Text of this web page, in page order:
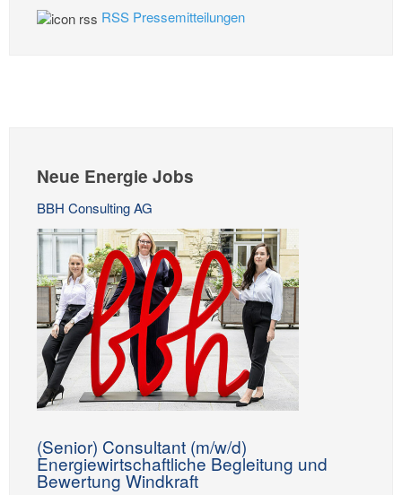
RSS Pressemitteilungen
Neue Energie Jobs
BBH Consulting AG
(Senior) Consultant (m/w/d)
Energiewirtschaftliche Begleitung und
Bewertung Windkraft